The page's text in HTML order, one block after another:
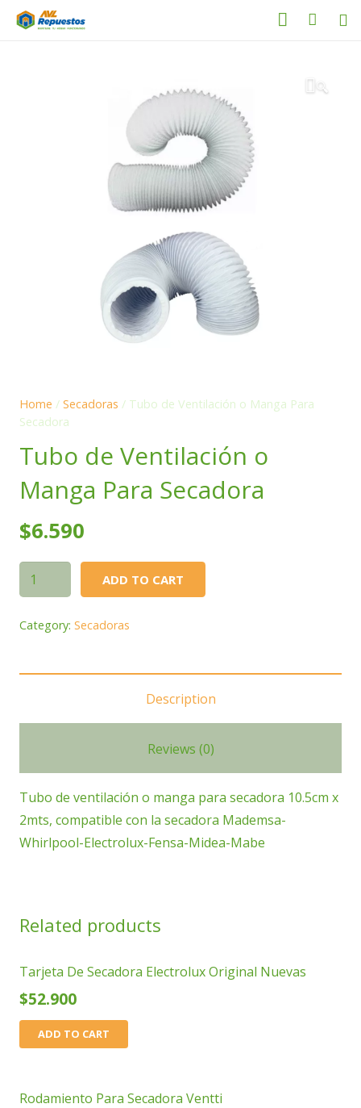
🔍
Home / Secadoras / Tubo de Ventilación o Manga Para
Secadora
Tubo de Ventilación o
Manga Para Secadora
$6.590
Tubo
de
Ventilación
ADD TO CART
Category: Secadoras
Description
Reviews (0)
Tubo de ventilación o manga para secadora 10.5cm x
2mts, compatible con la secadora Mademsa-
Whirlpool-Electrolux-Fensa-Midea-Mabe
Related products
Tarjeta De Secadora Electrolux Original Nuevas
$52.900
ADD TO CART
Rodamiento Para Secadora Ventti